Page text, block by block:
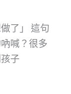
了」 這句
喊？很多
子